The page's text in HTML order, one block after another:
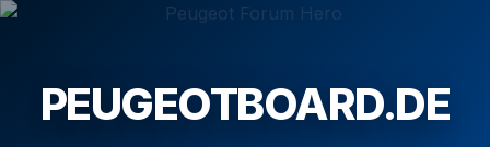
PEUGEOTBOARD.DE